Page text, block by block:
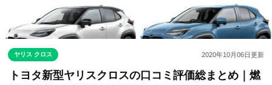
ヤリス クロス 2020年10月06日更新
トヨタ新型ヤリスクロスの口コミ評価総まとめ｜燃